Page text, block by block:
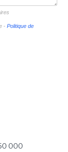
- Politique de
000